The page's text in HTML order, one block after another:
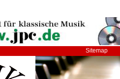
Sitemap